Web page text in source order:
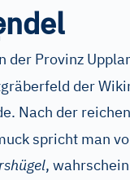
ndel
der Provinz
der
Nach der
spricht man
,